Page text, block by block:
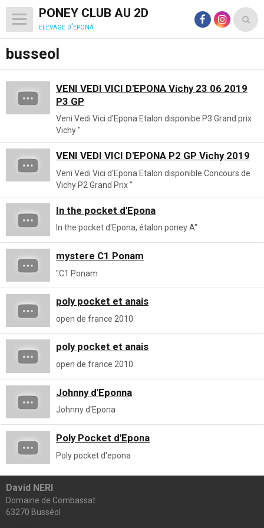
PONEY CLUB AU 2D
elevage d'epona
busseol
VENI VEDI VICI D'EPONA Vichy 23 06 2019
P3 GP
Veni Vedi Vici d'Epona Etalon disponibe P3 Grand prix
Vichy "
VENI VEDI VICI D'EPONA P2 GP Vichy 2019
Veni Vedi Vici d'Epona Etalon disponible Concours de
Vichy P2 Grand Prix "
In the pocket d'Epona
In the pocket d'Epona, étalon poney A"
mystere C1 Ponam
"C1 Ponam
poly pocket et anais
open de france 2010
poly pocket et anais
open de france 2010
Johnny d'Eponna
Johnny d'Epona
Poly Pocket d'Epona
Poly pocket d'epona
David NERI
Domaine de Combassat
63270 Busséol